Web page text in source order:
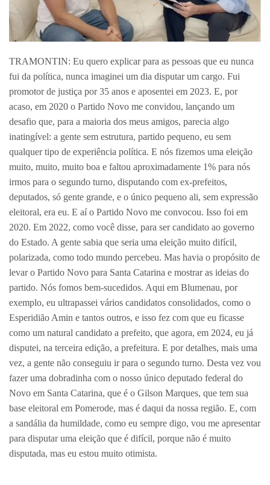
TRAMONTIN: Eu quero explicar para as pessoas que eu nunca
fui da política, nunca imaginei um dia disputar um cargo. Fui
promotor de justiça por 35 anos e aposentei em 2023. E, por
acaso, em 2020 o Partido Novo me convidou, lançando um
desafio que, para a maioria dos meus amigos, parecia algo
inatingível: a gente sem estrutura, partido pequeno, eu sem
qualquer tipo de experiência política. E nós fizemos uma eleição
muito, muito, muito boa e faltou aproximadamente 1% para nós
irmos para o segundo turno, disputando com ex-prefeitos,
deputados, só gente grande, e o único pequeno ali, sem expressão
eleitoral, era eu. E aí o Partido Novo me convocou. Isso foi em
2020. Em 2022, como você disse, para ser candidato ao governo
do Estado. A gente sabia que seria uma eleição muito difícil,
polarizada, como todo mundo percebeu. Mas havia o propósito de
levar o Partido Novo para Santa Catarina e mostrar as ideias do
partido. Nós fomos bem-sucedidos. Aqui em Blumenau, por
exemplo, eu ultrapassei vários candidatos consolidados, como o
Esperidião Amin e tantos outros, e isso fez com que eu ficasse
como um natural candidato a prefeito, que agora, em 2024, eu já
disputei, na terceira edição, a prefeitura. E por detalhes, mais uma
vez, a gente não conseguiu ir para o segundo turno. Desta vez vou
fazer uma dobradinha com o nosso único deputado federal do
Novo em Santa Catarina, que é o Gilson Marques, que tem sua
base eleitoral em Pomerode, mas é daqui da nossa região. E, com
a sandália da humildade, como eu sempre digo, vou me apresentar
para disputar uma eleição que é difícil, porque não é muito
disputada, mas eu estou muito otimista.